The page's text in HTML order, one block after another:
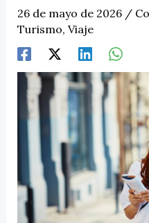
26 de mayo de 2026 /
Turismo, Viaje